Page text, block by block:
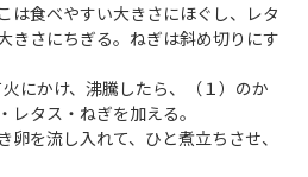
は食べやすい大きさにほぐし、レタ
きさにちぎる。ねぎは斜め切りにす
にかけ、沸騰したら、（１）のか
レタス・ねぎを加える。
卵を流し入れて、ひと煮立ちさせ、